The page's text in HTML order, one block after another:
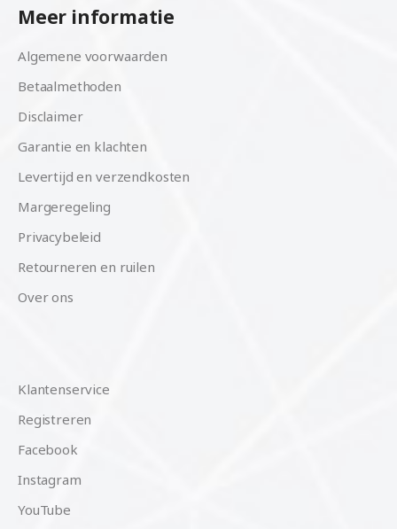
Meer informatie
Algemene voorwaarden
Betaalmethoden
Disclaimer
Garantie en klachten
Levertijd en verzendkosten
Margeregeling
Privacybeleid
Retourneren en ruilen
Over ons
Klantenservice
Registreren
Facebook
Instagram
YouTube